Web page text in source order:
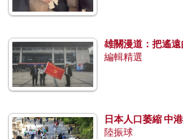
雄關漫道：把遙
編輯精選
日本人口萎縮 中
陸振球